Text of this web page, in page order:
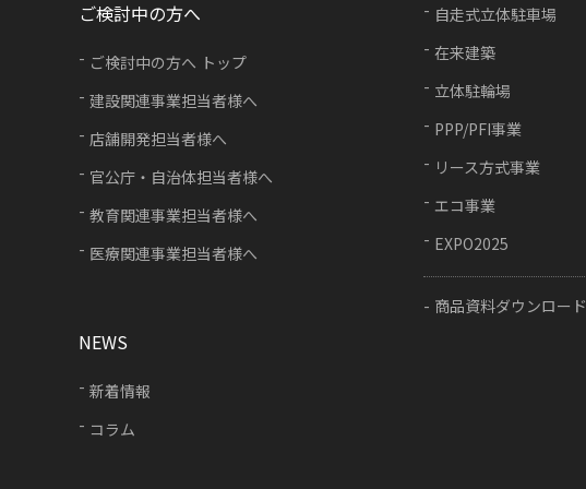
自走式立体駐車場
在来建築
立体駐輪場
PPP/PFI事業
リース方式事業
エコ事業
EXPO2025
商品資料ダウンロード
ご検討中の方へ
ご検討中の方へ トップ
建設関連事業担当者様へ
店舗開発担当者様へ
官公庁・自治体担当者様へ
教育関連事業担当者様へ
医療関連事業担当者様へ
NEWS
新着情報
コラム